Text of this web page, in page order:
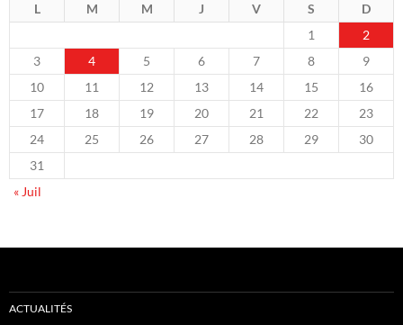
L M M J V S
D
1
2
3
4 5 6 7 8
9
10
11 12 13 14 15
16
17
18 19 20 21 22
23
24
25 26 27 28 29
30
31
« Juil
ACTUALITÉS